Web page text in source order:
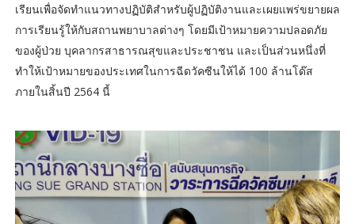
เรียนเพื่อจัดทำแนวทางปฏิบัติสำหรับผู้ปฏิบัติงานและเผยแพร่ขยายผล
การเรียนรู้ให้กับสถานพยาบาลต่างๆ โดยมีเป้าหมายความปลอดภัย
ของผู้ป่วย บุคลากรสาธารณสุขและประชาชน และเป็นส่วนหนึ่งที่
ทำให้เป้าหมายของประเทศในการฉีดวัคซีนให้ได้ 100 ล้านโด๊ส
ภายในสิ้นปี 2564 นี้